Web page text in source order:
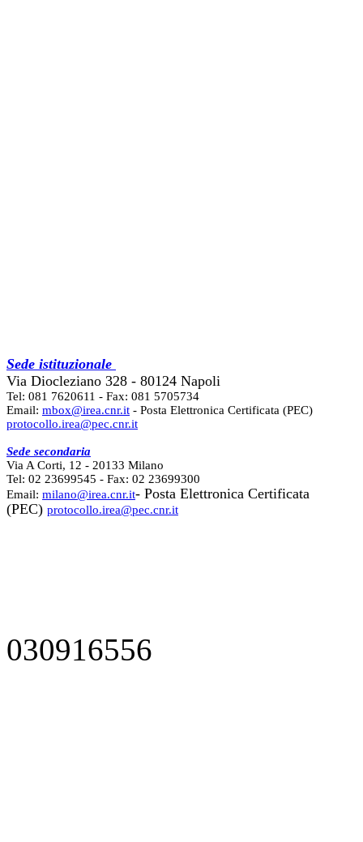
Sede istituzionale
Via Diocleziano 328 - 80124 Napoli
Tel: 081 7620611 - Fax: 081 5705734
Email: mbox@irea.cnr.it - Posta Elettronica Certificata (PEC)
protocollo.irea@pec.cnr.it
Sede secondaria
Via A Corti, 12 - 20133 Milano
Tel: 02 23699545 - Fax: 02 23699300
Email: milano@irea.cnr.it- Posta Elettronica Certificata
(PEC) protocollo.irea@pec.cnr.it
030916556